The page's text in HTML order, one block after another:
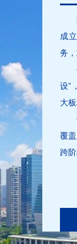
成
务
设”
大板
覆
跨